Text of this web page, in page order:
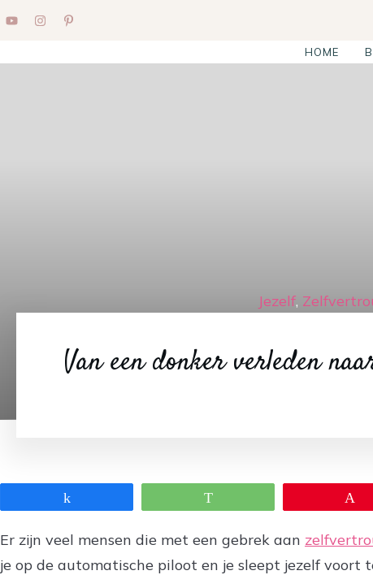
HOME
Jezelf,
Van een donker verleden
Er zijn veel mensen die met een gebrek aan
je op de automatische piloot en je sleept jezelf voort